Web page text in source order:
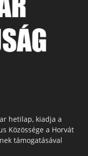
hetilap, kiadja a
Közössége a Horvát
támogatásával